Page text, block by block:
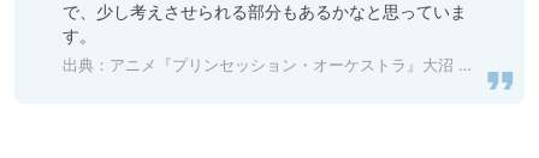
で、少し考えさせられる部分もあるかなと思っていま
す。
出典： アニメ『プリンセッション・オーケストラ』大沼 心監督インタビュー | アニメイトタイムズ